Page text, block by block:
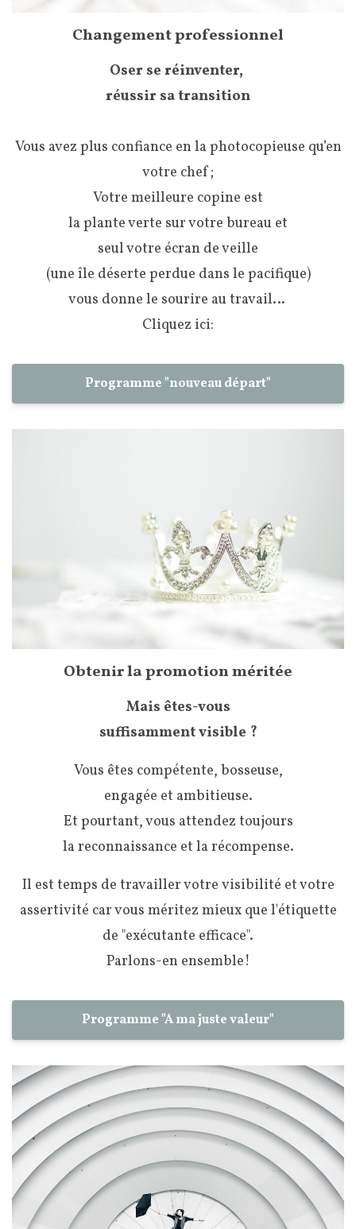
Changement professionnel
Oser se réinventer,
réussir sa transition
Vous avez plus confiance en la photocopieuse qu’en
votre chef ;
Votre meilleure copine est
la plante verte sur votre bureau et
seul votre écran de veille
(une île déserte perdue dans le pacifique)
vous donne le sourire au travail…
Cliquez ici:
Programme "nouveau départ"
Obtenir la promotion méritée
Mais êtes-vous
suffisamment visible ?
Vous êtes compétente, bosseuse,
engagée et ambitieuse.
Et pourtant, vous attendez toujours
la reconnaissance et la récompense.
Il est temps de travailler votre visibilité et votre
assertivité car vous méritez mieux que l'étiquette
de "exécutante efficace".
Parlons-en ensemble!
Programme "A ma juste valeur"